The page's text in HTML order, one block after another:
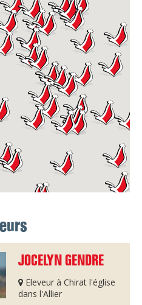
JOCELYN GENDRE
Eleveur à Chirat l'église
dans l'Allier